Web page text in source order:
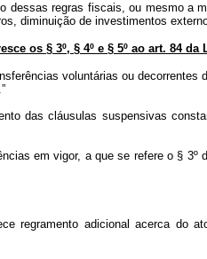
dessas regras fiscais, ou mesmo a
diminuição de investimentos
os § 3º, § 4º e § 5º ao art. 84 da
voluntárias ou
das cláusulas suspensivas
em vigor, a que se refere o §
regramento adicional acerca